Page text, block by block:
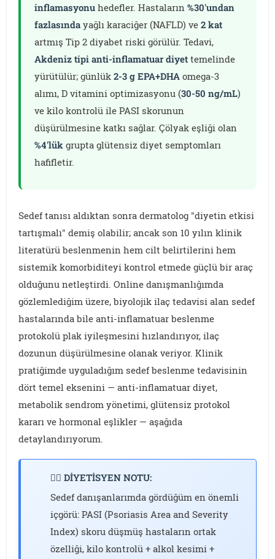
inflamasyonu hedefler. Hastaların%30'undan
fazlasında yağlı karaciğer (NAFLD) ve2 kat
artmış Tip 2 diyabet riski görülür. Tedavi,
Akdeniz tipi anti-inflamatuar diyet temelinde
yürütülür; günlük2-3 g EPA+DHA omega-3
alımı, D vitamini optimizasyonu (30-50 ng/mL)
ve kilo kontrolü ile PASI skorunun
düşürülmesine katkı sağlar. Çölyak eşliği olan
%4'lük grupta glütensiz diyet semptomları
hafifletir.
Sedef tanısı aldıktan sonra dermatolog "diyetin etkisi
tartışmalı" demiş olabilir; ancak son 10 yılın klinik
literatürü beslenmenin hem cilt belirtilerini hem
sistemik komorbiditeyi kontrol etmede güçlü bir araç
olduğunu netleştirdi. Online danışmanlığımda
gözlemlediğim üzere, biyolojik ilaç tedavisi alan sedef
hastalarında bile anti-inflamatuar beslenme
protokolü plak iyileşmesini hızlandırıyor, ilaç
dozunun düşürülmesine olanak veriyor. Klinik
pratiğimde uyguladığım sedef beslenme tedavisinin
dört temel eksenini — anti-inflamatuar diyet,
metabolik sendrom yönetimi, glütensiz protokol
kararı ve hormonal eşlikler — aşağıda
detaylandırıyorum.
👩‍⚕️ DİYETİSYEN NOTU:
Sedef danışanlarımda gördüğüm en önemli
içgörü: PASI (Psoriasis Area and Severity
Index) skoru düşmüş hastaların ortak
özelliği, kilo kontrolü + alkol kesimi +